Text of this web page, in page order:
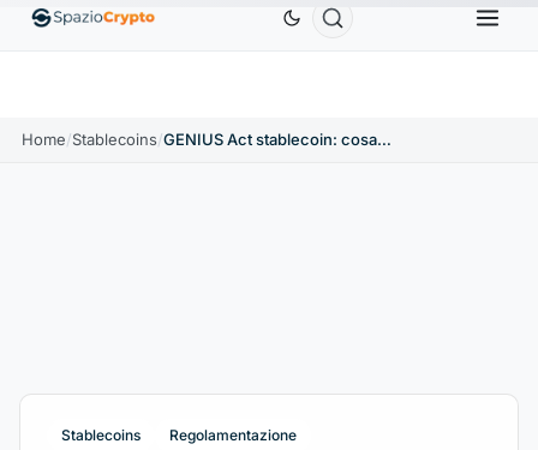
EthereumETH1.880,58 USD TetherUSDT ↑0.00%
Home/Stablecoins/ GENIUS Act stablecoin: cosa cambia dal 9 giugno e dal 18 luglio 2026
Stablecoins Regolamentazione